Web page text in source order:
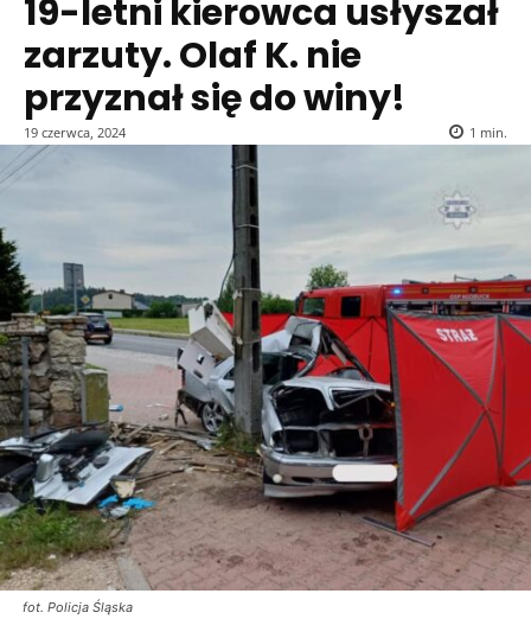
19-letni kierowca usłyszał
zarzuty. Olaf K. nie
przyznał się do winy!
19 czerwca, 2024 1 min.
fot. Policja Śląska